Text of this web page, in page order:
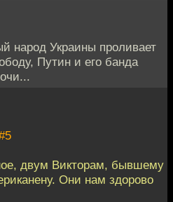
народ Украины проливает
Путин и его банда
двум Викторам, бывшему
Они нам здорово